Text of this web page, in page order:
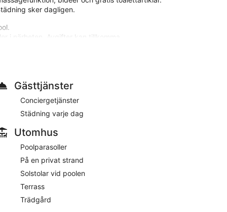
sker dagligen.
i närheten. Avgifter kan tillkomma.
Här hittar du både bar och restaurang, så du
har regnduschar, hårtorkar och gratis
dessutom.
och gratis wi-fi i allmänna utrymmen. Parkering
dig med bagageförvaring, förvaring av
en terrass, tvättmöjligheter och en
Gästtjänster
Conciergetjänster
Städning varje dag
Utomhus
Poolparasoller
På en privat strand
Solstolar vid poolen
Terrass
Trädgård